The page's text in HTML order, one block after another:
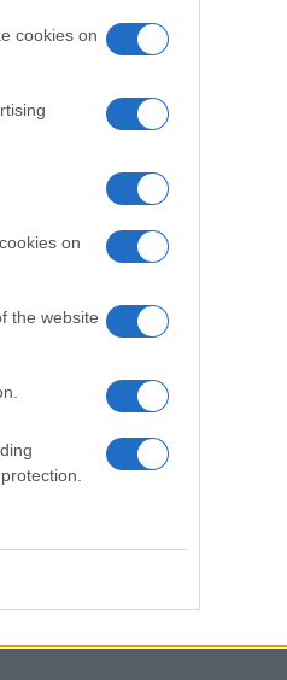
cookies on
on
the website